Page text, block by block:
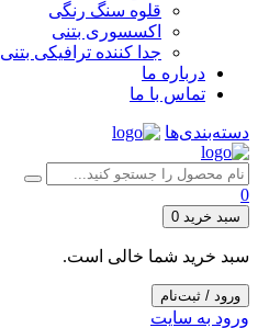
قلوه سنگ رنگی
اکسسوری بتنی
جدا کننده ترافیکی بتنی
درباره ما
تماس با ما
دسته‌بندی‌ها
0
سبد خرید 0
سبد خرید شما خالی است.
ورود / ثبت‌نام
ورود به سایت